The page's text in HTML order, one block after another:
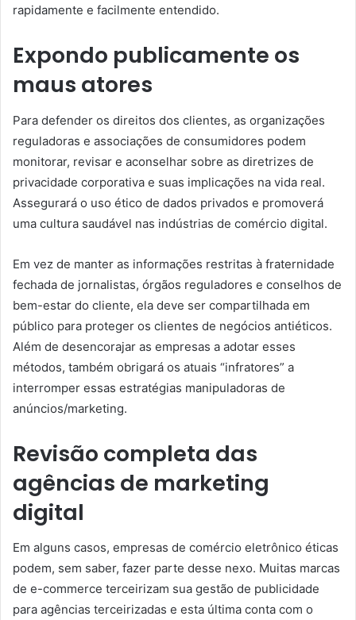
rapidamente e facilmente entendido.
Expondo publicamente os
maus atores
Para defender os direitos dos clientes, as organizações
reguladoras e associações de consumidores podem
monitorar, revisar e aconselhar sobre as diretrizes de
privacidade corporativa e suas implicações na vida real.
Assegurará o uso ético de dados privados e promoverá
uma cultura saudável nas indústrias de comércio digital.
Em vez de manter as informações restritas à fraternidade
fechada de jornalistas, órgãos reguladores e conselhos de
bem-estar do cliente, ela deve ser compartilhada em
público para proteger os clientes de negócios antiéticos.
Além de desencorajar as empresas a adotar esses
métodos, também obrigará os atuais “infratores” a
interromper essas estratégias manipuladoras de
anúncios/marketing.
Revisão completa das
agências de marketing
digital
Em alguns casos, empresas de comércio eletrônico éticas
podem, sem saber, fazer parte desse nexo. Muitas marcas
de e-commerce terceirizam sua gestão de publicidade
para agências terceirizadas e esta última conta com o